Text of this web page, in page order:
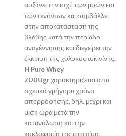
αυξάνει την ισχύ των μυών και
των τενόντων και συμβάλλει
στην αποκατάσταση της
βλάβης κατά την περίοδο
αναγέννησης και διεγείρει την
έκκριση της χολοκυστοκινίνης.
Η Pure Whey
2000grχαρακτηρίζεται από
σχετικά γρήγορο χρόνο
απορρόφησης, δηλ. μέχρι και
μισή ώρα μετά την
κατανάλωση και την
κυκλοφορία της στο αίμα,